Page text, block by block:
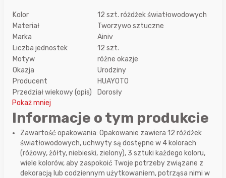
Kolor
12 szt. różdżek światłowodowych
Materiał
Tworzywo sztuczne
Marka
Ainiv
Liczba jednostek
12 szt.
Motyw
różne okazje
Okazja
Urodziny
Producent
HUAYOTO
Przedział wiekowy (opis)
Dorosły
Pokaż mniej
Informacje o tym produkcie
Zawartość opakowania: Opakowanie zawiera 12 różdżek
światłowodowych, uchwyty są dostępne w 4 kolorach
(różowy, żółty, niebieski, zielony), 3 sztuki każdego koloru,
wiele kolorów, aby zaspokoić Twoje potrzeby związane z
dekoracją lub codziennym użytkowaniem, potrząsa nimi w